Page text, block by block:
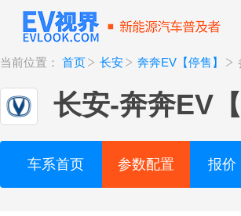
当前位置： 首页 长安 奔奔EV【停售】
长安-奔奔EV【
车系首页 参数配置 报价